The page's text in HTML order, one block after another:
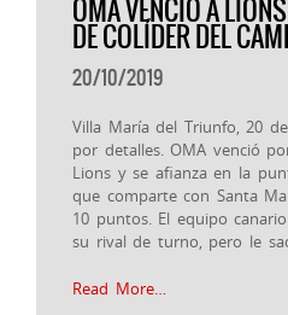
OMA VENCIÓ A
DE COLÍDER DEL
20/10/2019
Villa María del Triunfo, 20
por detalles. OMA venció
Lions y se afianza en la
que comparte con Santa
10 puntos. El equipo
su rival de turno, pero le
Read More…